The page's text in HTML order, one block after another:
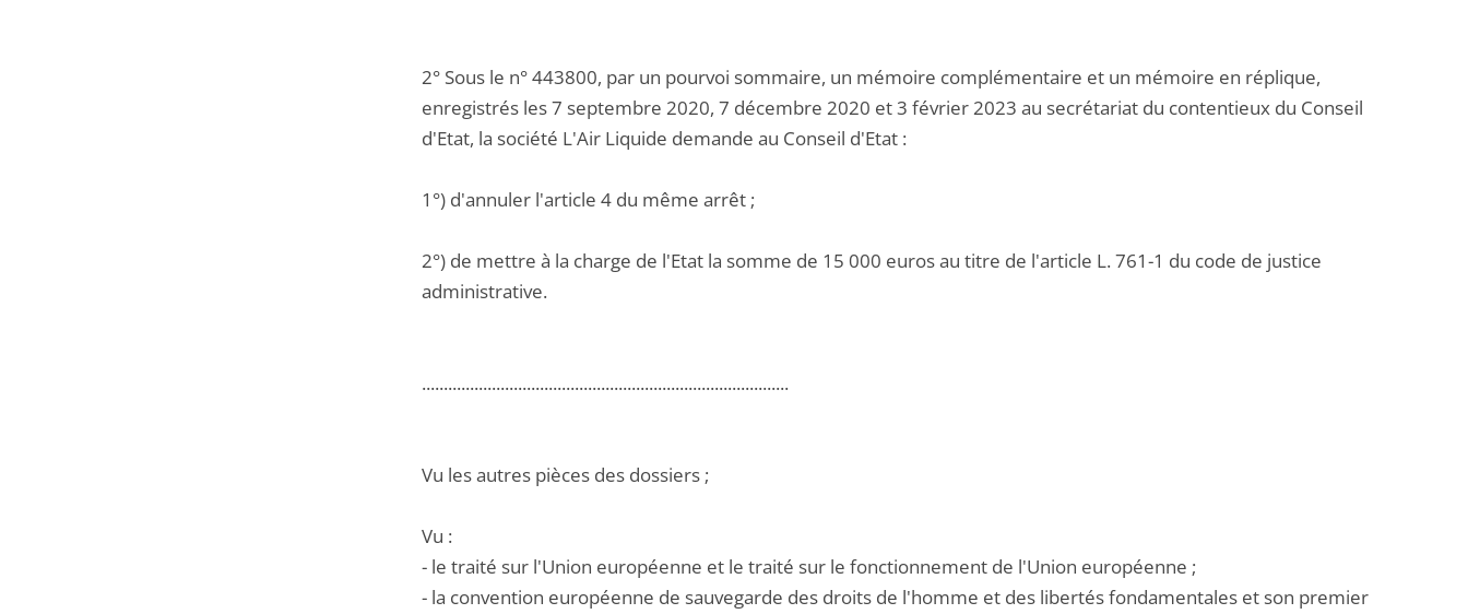
2° Sous le n° 443800, par un pourvoi sommaire, un mémoire complémentaire et un mémoire en réplique,
enregistrés les 7 septembre 2020, 7 décembre 2020 et 3 février 2023 au secrétariat du contentieux du Conseil
d'Etat, la société L'Air Liquide demande au Conseil d'Etat :
1°) d'annuler l'article 4 du même arrêt ;
2°) de mettre à la charge de l'Etat la somme de 15 000 euros au titre de l'article L. 761-1 du code de justice
administrative.
....................................................................................
Vu les autres pièces des dossiers ;
Vu :
- le traité sur l'Union européenne et le traité sur le fonctionnement de l'Union européenne ;
- la convention européenne de sauvegarde des droits de l'homme et des libertés fondamentales et son premier